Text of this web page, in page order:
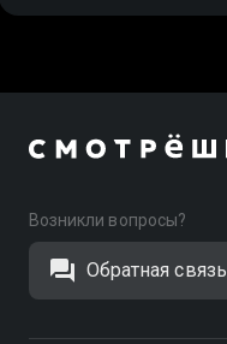
Возникли вопросы?
Обратная связь